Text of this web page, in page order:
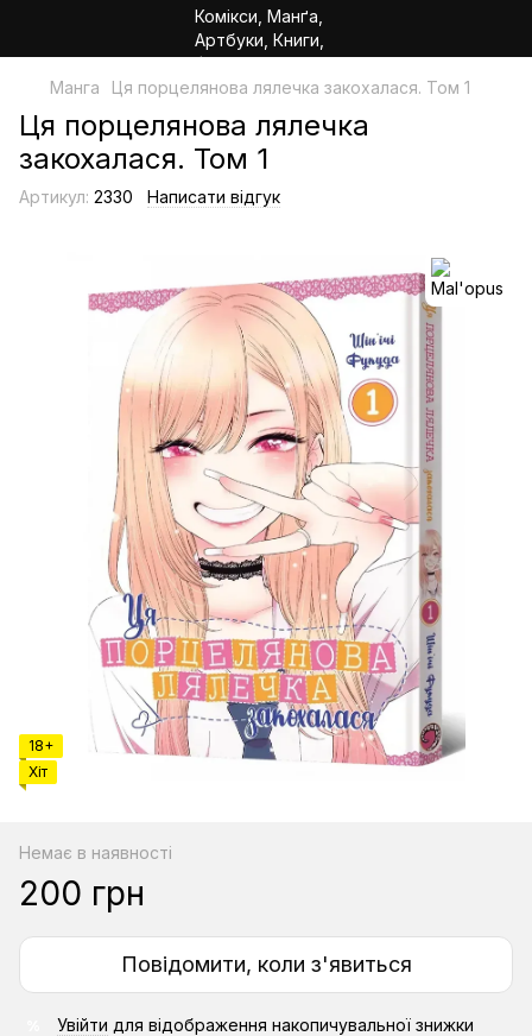
Манга Ця порцелянова лялечка закохалася. Том 1
Ця порцелянова лялечка
закохалася. Том 1
Артикул: 2330 Написати відгук
18+
Хіт
Немає в наявності
200 грн
Повідомити, коли з'явиться
Увійти для відображення накопичувальної знижки